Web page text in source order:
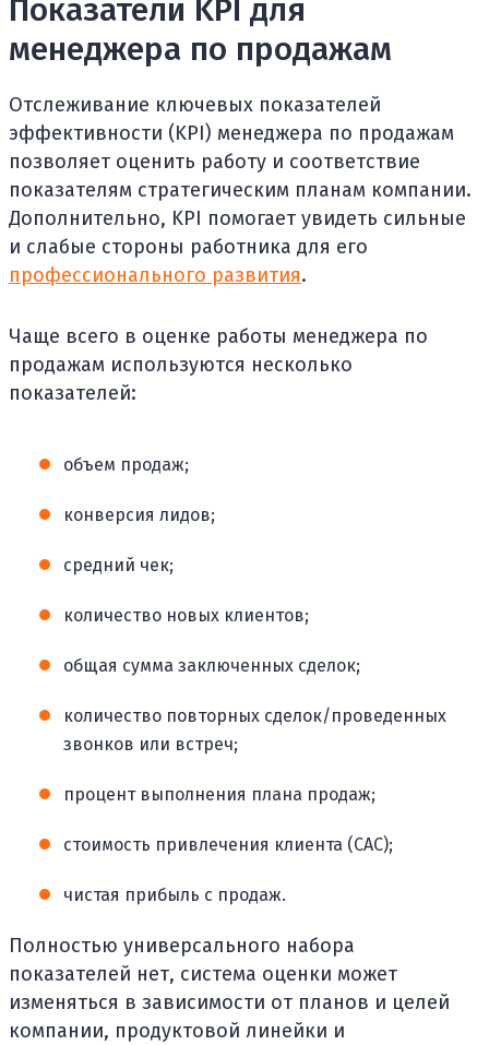
Показатели KPI для
менеджера по продажам
Отслеживание ключевых показателей
эффективности (KPI) менеджера по продажам
позволяет оценить работу и соответствие
показателям стратегическим планам компании.
Дополнительно, KPI помогает увидеть сильные
и слабые стороны работника для его
профессионального развития.
Чаще всего в оценке работы менеджера по
продажам используются несколько
показателей:
объем продаж;
конверсия лидов;
средний чек;
количество новых клиентов;
общая сумма заключенных сделок;
количество повторных сделок/проведенных
звонков или встреч;
процент выполнения плана продаж;
стоимость привлечения клиента (CAC);
чистая прибыль с продаж.
Полностью универсального набора
показателей нет, система оценки может
изменяться в зависимости от планов и целей
компании, продуктовой линейки и